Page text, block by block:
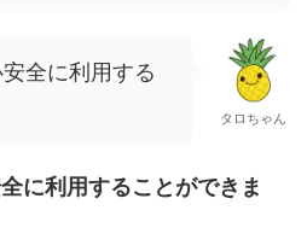
全に利用する
タロちゃん
に利用することができま